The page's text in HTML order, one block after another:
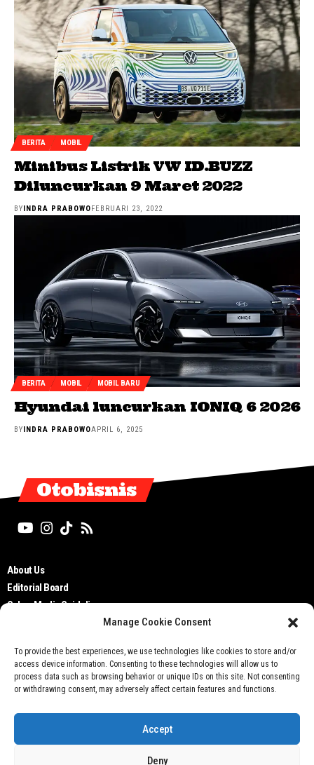
Manage Cookie Consent
To provide the best experiences, we use technologies like cookies to store and/or
access device information. Consenting to these technologies will allow us to
process data such as browsing behavior or unique IDs on this site. Not consenting
or withdrawing consent, may adversely affect certain features and functions.
Accept
Deny
BERITA MOBIL
Minibus Listrik VW ID.BUZZ
Diluncurkan 9 Maret 2022
BYINDRA PRABOWOFEBRUARI 23, 2022
BERITA MOBIL MOBIL BARU
Hyundai luncurkan IONIQ 6 2026
BYINDRA PRABOWOAPRIL 6, 2025
Otobisnis
About Us
Editorial Board
Cyber Media Guidelines
Privacy Policy
Contact Us